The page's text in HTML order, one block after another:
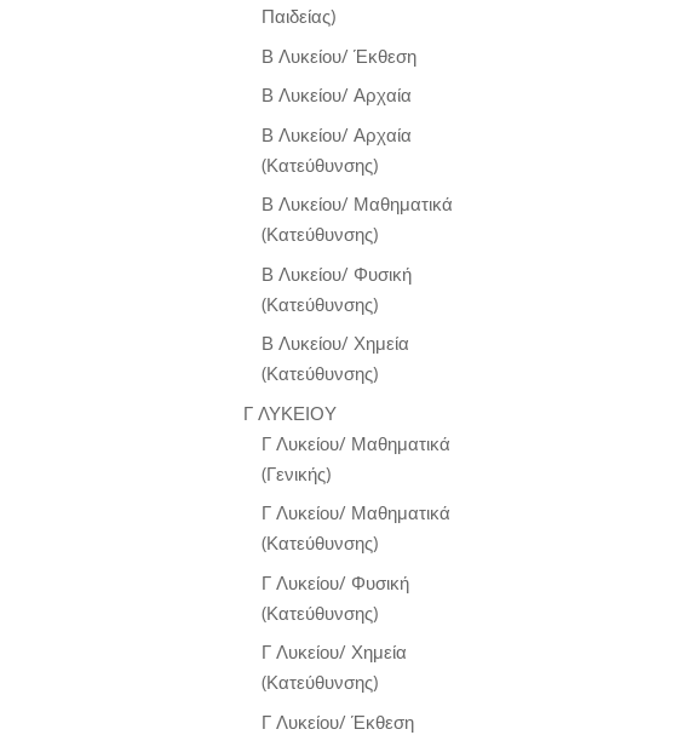
Παιδείας)
Β Λυκείου/ Έκθεση
Β Λυκείου/ Αρχαία
Β Λυκείου/ Αρχαία
(Κατεύθυνσης)
Β Λυκείου/ Μαθηματικά
(Κατεύθυνσης)
Β Λυκείου/ Φυσική
(Κατεύθυνσης)
Β Λυκείου/ Χημεία
(Κατεύθυνσης)
Γ ΛΥΚΕΙΟΥ
Γ Λυκείου/ Μαθηματικά
(Γενικής)
Γ Λυκείου/ Μαθηματικά
(Κατεύθυνσης)
Γ Λυκείου/ Φυσική
(Κατεύθυνσης)
Γ Λυκείου/ Χημεία
(Κατεύθυνσης)
Γ Λυκείου/ Έκθεση